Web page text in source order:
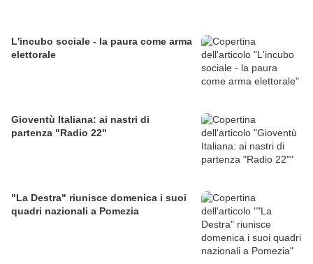
L'incubo sociale - la paura come arma
elettorale
Gioventù Italiana: ai nastri di
partenza "Radio 22"
"La Destra" riunisce domenica i suoi
quadri nazionali a Pomezia